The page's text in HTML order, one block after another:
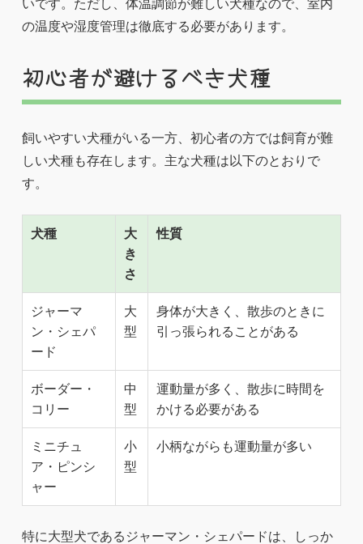
いです。ただし、体温調節が難しい犬種なので、室内
の温度や湿度管理は徹底する必要があります。
初心者が避けるべき犬種
飼いやすい犬種がいる一方、初心者の方では飼育が難
しい犬種も存在します。主な犬種は以下のとおりで
す。
犬種
大
き
さ
性質
ジャーマ
ン・シェパ
ード
大
型
身体が大きく、散歩のときに
引っ張られることがある
ボーダー・
コリー
中
型
運動量が多く、散歩に時間を
かける必要がある
ミニチュ
ア・ピンシ
ャー
小
型
小柄ながらも運動量が多い
特に大型犬であるジャーマン・シェパードは、しっか